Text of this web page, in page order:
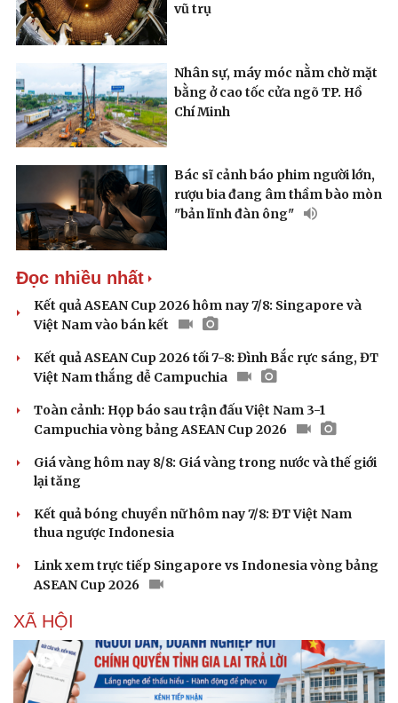
Pháp luật
Vụ án
Tin nóng
Tư vấn luật
Quân sự - Quốc phòng
Vũ khí
Việt Nam
vũ trụ
Nhân sự, máy móc nằm chờ mặt
bằng ở cao tốc cửa ngõ TP. Hồ
Chí Minh
Bác sĩ cảnh báo phim người lớn,
rượu bia đang âm thầm bào mòn
"bản lĩnh đàn ông"
Đọc nhiều nhất
Kết quả ASEAN Cup 2026 hôm nay 7/8: Singapore và
Việt Nam vào bán kết
Kết quả ASEAN Cup 2026 tối 7-8: Đình Bắc rực sáng, ĐT
Việt Nam thắng dễ Campuchia
Toàn cảnh: Họp báo sau trận đấu Việt Nam 3-1
Campuchia vòng bảng ASEAN Cup 2026
Giá vàng hôm nay 8/8: Giá vàng trong nước và thế giới
lại tăng
Kết quả bóng chuyền nữ hôm nay 7/8: ĐT Việt Nam
thua ngược Indonesia
Link xem trực tiếp Singapore vs Indonesia vòng bảng
ASEAN Cup 2026
XÃ HỘI